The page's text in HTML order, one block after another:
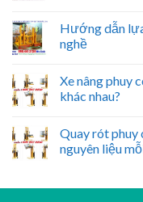
Hướng dẫn
nghề
Xe nâng phuy
khác nhau?
Quay rót phuy
nguyên liệu